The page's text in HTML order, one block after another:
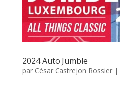
2024 Auto Jumble
par César Castrejon Rossier|